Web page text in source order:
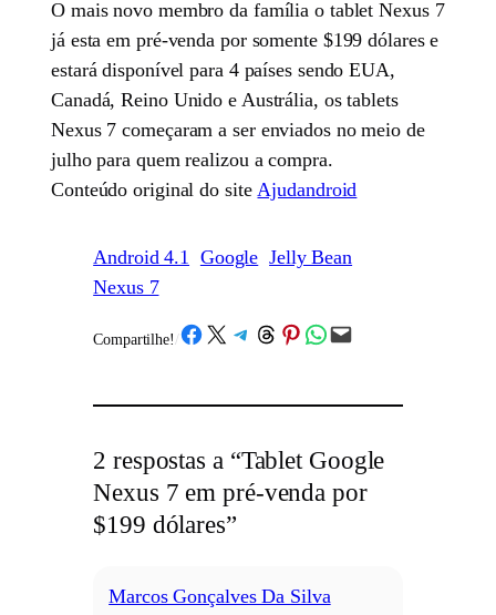
O mais novo membro da família o tablet Nexus 7
já esta em pré-venda por somente $199 dólares e
estará disponível para 4 países sendo EUA,
Canadá, Reino Unido e Austrália, os tablets
Nexus 7 começaram a ser enviados no meio de
julho para quem realizou a compra.
Conteúdo original do siteAjudandroid
Android 4.1 Google Jelly Bean
Nexus 7
Compartilhe!/Share on Facebook
Share on X Share on Telegram
Share on Threads
Share on Pinterest
Share on WhatsApp
Email this Page
2 respostas a “Tablet Google
Nexus 7 em pré-venda por
$199 dólares”
Marcos Gonçalves Da Silva